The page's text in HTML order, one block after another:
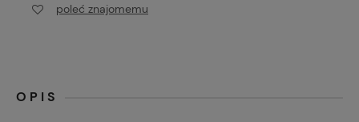
poleć znajomemu
OPIS